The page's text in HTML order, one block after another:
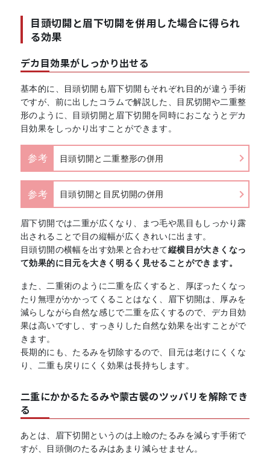
目頭切開と眉下切開を併用した場合に得られ
る効果
デカ目効果がしっかり出せる
基本的に、目頭切開も眉下切開もそれぞれ目的が違う手術
ですが、前に出したコラムで解説した、目尻切開や二重整
形のように、目頭切開と眉下切開を同時におこなうとデカ
目効果をしっかり出すことができます。
参考 目頭切開と二重整形の併用
参考 目頭切開と目尻切開の併用
眉下切開では二重が広くなり、まつ毛や黒目もしっかり露
出されることで目の縦幅が広くきれいに出ます。
目頭切開の横幅を出す効果と合わせて縦横目が大きくなっ
て効果的に目元を大きく明るく見せることができます。
また、二重術のように二重を広くすると、厚ぼったくなっ
たり無理がかかってくることはなく、眉下切開は、厚みを
減らしながら自然な感じで二重を広くするので、デカ目効
果は高いですし、すっきりした自然な効果を出すことがで
きます。
長期的にも、たるみを切除するので、目元は老けにくくな
り、二重も戻りにくく効果は長持ちします。
二重にかかるたるみや蒙古襞のツッパリを解除でき
る
あとは、眉下切開というのは上瞼のたるみを減らす手術で
すが、目頭側のたるみはあまり減らせません。